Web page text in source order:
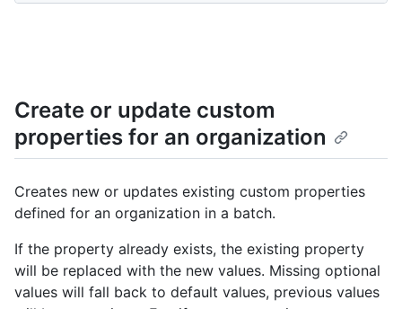
Create or update custom
properties for an organization
Creates new or updates existing custom properties
defined for an organization in a batch.
If the property already exists, the existing property
will be replaced with the new values. Missing optional
values will fall back to default values, previous values